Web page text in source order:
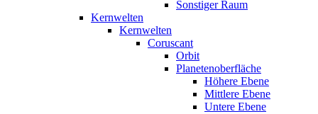
Sonstiger Raum
Kernwelten
Kernwelten
Coruscant
Orbit
Planetenoberfläche
Höhere Ebene
Mittlere Ebene
Untere Ebene